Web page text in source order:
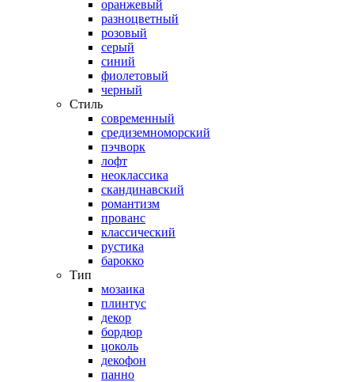
оранжевый
разноцветный
розовый
серый
синий
фиолетовый
черный
Стиль
современный
средиземноморский
пэчворк
лофт
неоклассика
скандинавский
романтизм
прованс
классический
рустика
барокко
Тип
мозаика
плинтус
декор
бордюр
цоколь
декофон
панно